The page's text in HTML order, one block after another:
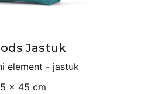
Jastuk
element - jastuk
× 45 cm